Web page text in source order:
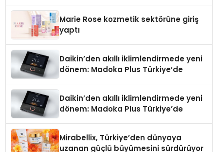
Marie Rose kozmetik sektörüne giriş
yaptı
Daikin’den akıllı iklimlendirmede yeni
dönem: Madoka Plus Türkiye’de
Daikin’den akıllı iklimlendirmede yeni
dönem: Madoka Plus Türkiye’de
Mirabellix, Türkiye’den dünyaya
uzanan güçlü büyümesini sürdürüyor